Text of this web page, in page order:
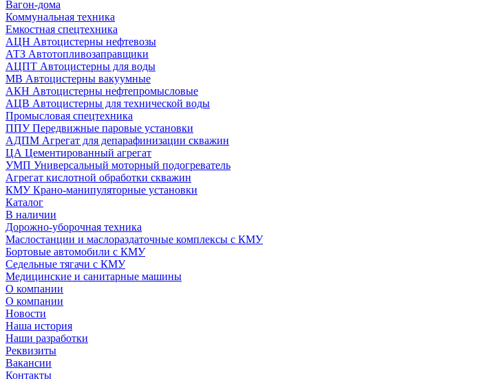
Вагон-дома
Коммунальная техника
Емкостная спецтехника
АЦН Автоцистерны нефтевозы
АТЗ Автотопливозаправщики
АЦПТ Автоцистерны для воды
МВ Автоцистерны вакуумные
АКН Автоцистерны нефтепромысловые
АЦВ Автоцистерны для технической воды
Промысловая спецтехника
ППУ Передвижные паровые установки
АДПМ Агрегат для депарафинизации скважин
ЦА Цементированный агрегат
УМП Универсальный моторный подогреватель
Агрегат кислотной обработки скважин
КМУ Крано-манипуляторные установки
Каталог
В наличии
Дорожно-уборочная техника
Маслостанции и маслораздаточные комплексы с КМУ
Бортовые автомобили с КМУ
Седельные тягачи с КМУ
Медицинские и санитарные машины
О компании
О компании
Новости
Наша история
Наши разработки
Реквизиты
Вакансии
Контакты